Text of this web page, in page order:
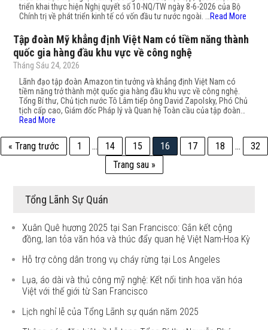
triển khai thực hiện Nghị quyết số 10-NQ/TW ngày 8-6-2026 của Bộ
Chính trị về phát triển kinh tế có vốn đầu tư nước ngoài. … Read More
Tập đoàn Mỹ khẳng định Việt Nam có tiềm năng thành
quốc gia hàng đầu khu vực về công nghệ
Tháng Sáu 24, 2026
Lãnh đạo tập đoàn Amazon tin tưởng và khẳng định Việt Nam có
tiềm năng trở thành một quốc gia hàng đầu khu vực về công nghệ.
Tổng Bí thư, Chủ tịch nước Tô Lâm tiếp ông David Zapolsky, Phó Chủ
tịch cấp cao, Giám đốc Pháp lý và Quan hệ Toàn cầu của tập đoàn…
Read More
« Trang trước 1 … 14 15 16 17 18 …
32
Trang sau »
Tổng Lãnh Sự Quán
Xuân Quê hương 2025 tại San Francisco: Gắn kết cộng
đồng, lan tỏa văn hóa và thúc đẩy quan hệ Việt Nam-Hoa Kỳ
Hỗ trợ công dân trong vụ cháy rừng tại Los Angeles
Lụa, áo dài và thủ công mỹ nghệ: Kết nối tinh hoa văn hóa
Việt với thế giới từ San Francisco
Lịch nghỉ lễ của Tổng Lãnh sự quán năm 2025